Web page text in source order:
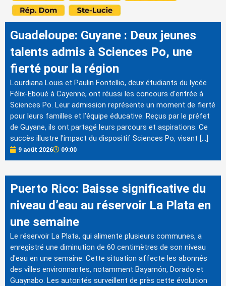
Guadeloupe: Guyane : Deux jeunes
talents admis à Sciences Po, une
fierté pour la région
Lourdiana Louis et Paulin Fontellio, deux étudiants du lycée
Félix-Eboué à Cayenne, ont réussi les concours d'entrée à
Sciences Po. Leur admission représente un moment de fierté
pour leurs familles et l'équipe éducative. Reçus par le préfet
de Guyane, ils ont partagé leurs parcours et aspirations. Ce
succès illustre l'impact du dispositif Sciences Po, visant […]
9 août 2026 09:00
Puerto Rico: Baisse significative du
niveau d’eau au réservoir La Plata en
une semaine
Le réservoir La Plata, qui alimente plusieurs communes, a
enregistré une diminution de 60 centimètres de son niveau
d'eau en une semaine. Cette situation affecte les abonnés
des villes environnantes, notamment Bayamón, Dorado et
Guaynabo. Les autorités surveillent de près cette évolution